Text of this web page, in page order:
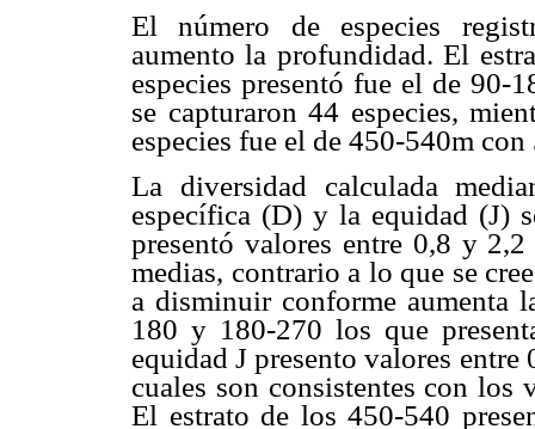
El número de especies
aumento la profundidad. El
especies presentó fue el de 90-
se capturaron 44 especies,
especies fue el de 450-540m con
La diversidad calculada
específica (D) y la equidad (J)
presentó valores entre 0,8 y
medias, contrario a lo que se
a disminuir conforme aumenta
180 y 180-270 los que
equidad J presento valores
cuales son consistentes con los
El estrato de los 450-540